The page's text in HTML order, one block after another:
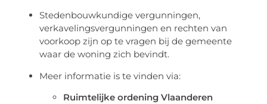
Stedenbouwkundige vergunningen,
verkavelingsvergunningen en rechten van
voorkoop zijn op te vragen bij de gemeente
waar de woning zich bevindt.
Meer informatie is te vinden via:
Ruimtelijke ordening Vlaanderen